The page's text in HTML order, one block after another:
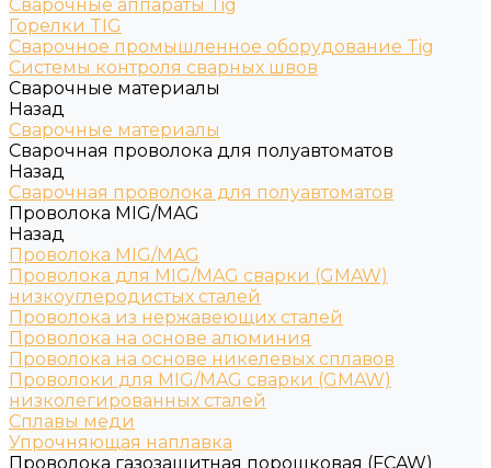
Сварочные аппараты Tig
Горелки TIG
Сварочное промышленное оборудование Tig
Системы контроля сварных швов
Сварочные материалы
Назад
Сварочные материалы
Сварочная проволока для полуавтоматов
Назад
Сварочная проволока для полуавтоматов
Проволока MIG/MAG
Назад
Проволока MIG/MAG
Проволока для MIG/MAG сварки (GMAW)
низкоуглеродистых сталей
Проволока из нержавеющих сталей
Проволока на основе алюминия
Проволока на основе никелевых сплавов
Проволоки для MIG/MAG сварки (GMAW)
низколегированных сталей
Сплавы меди
Упрочняющая наплавка
Проволока газозащитная порошковая (FCAW)